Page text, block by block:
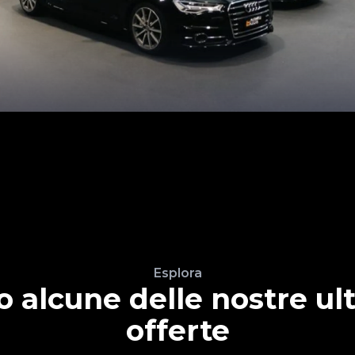
Esplora
alcune delle nostre
offerte